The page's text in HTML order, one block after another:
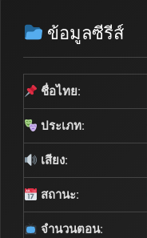
ข้อมูลซีรีส์
ชื่อไทย:
ประเภท:
เสียง:
สถานะ:
จำนวนตอน: